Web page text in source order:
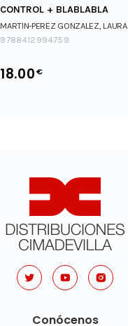
CONTROL + BLABLABLA
MARTIN-PEREZ GONZALEZ, LAURA
9788412994759
18.00€
Conócenos